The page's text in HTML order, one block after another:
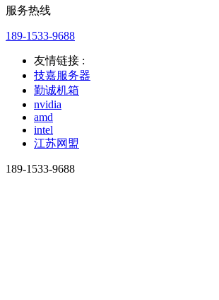
服务热线
189-1533-9688
友情链接 :
技嘉服务器
勤诚机箱
nvidia
amd
intel
江苏网盟
189-1533-9688